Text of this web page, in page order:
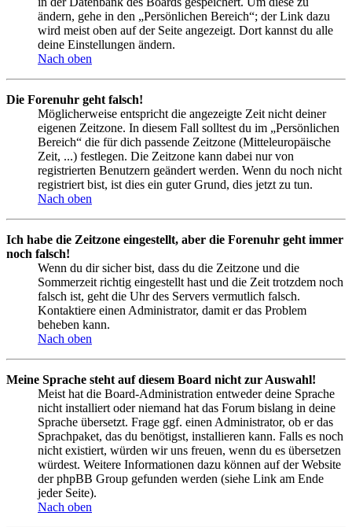
ändern, gehe in den „Persönlichen Bereich“; der Link dazu
wird meist oben auf der Seite angezeigt. Dort kannst du alle
deine Einstellungen ändern.
Nach oben
Die Forenuhr geht falsch!
Möglicherweise entspricht die angezeigte Zeit nicht deiner
eigenen Zeitzone. In diesem Fall solltest du im „Persönlichen
Bereich“ die für dich passende Zeitzone (Mitteleuropäische
Zeit, ...) festlegen. Die Zeitzone kann dabei nur von
registrierten Benutzern geändert werden. Wenn du noch nicht
registriert bist, ist dies ein guter Grund, dies jetzt zu tun.
Nach oben
Ich habe die Zeitzone eingestellt, aber die Forenuhr geht immer
noch falsch!
Wenn du dir sicher bist, dass du die Zeitzone und die
Sommerzeit richtig eingestellt hast und die Zeit trotzdem noch
falsch ist, geht die Uhr des Servers vermutlich falsch.
Kontaktiere einen Administrator, damit er das Problem
beheben kann.
Nach oben
Meine Sprache steht auf diesem Board nicht zur Auswahl!
Meist hat die Board-Administration entweder deine Sprache
nicht installiert oder niemand hat das Forum bislang in deine
Sprache übersetzt. Frage ggf. einen Administrator, ob er das
Sprachpaket, das du benötigst, installieren kann. Falls es noch
nicht existiert, würden wir uns freuen, wenn du es übersetzen
würdest. Weitere Informationen dazu können auf der Website
der phpBB Group gefunden werden (siehe Link am Ende
jeder Seite).
Nach oben